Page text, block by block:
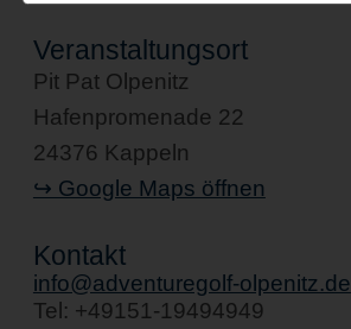
Veranstaltungsort
Pit Pat Olpenitz
Hafenpromenade 22
24376 Kappeln
↪ Google Maps öffnen
Kontakt
info@adventuregolf-olpenitz.de
Tel: +49151-19494949